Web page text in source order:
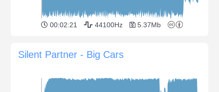
00:02:21 44100Hz 5.37Mb
Silent Partner - Big Cars